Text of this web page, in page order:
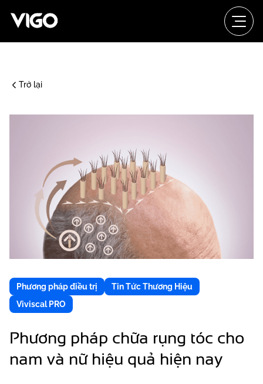
Trở lại
Phương pháp điều trị
Tin Tức Thương Hiệu
Viviscal PRO
Phương pháp chữa rụng tóc cho
nam và nữ hiệu quả hiện nay